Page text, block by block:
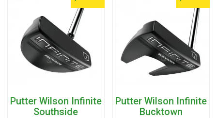
opciones
se
elegir
de
Putter Wilson Infinite
Southside
Putter Wilson Infinite
Bucktown